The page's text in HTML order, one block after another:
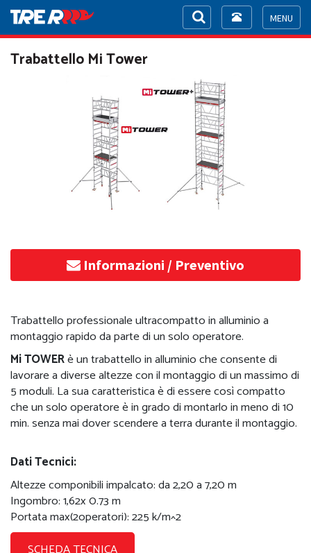
Toggle
Toggle
navigation
Trabattello Mi Tower
Informazioni / Preventivo
Trabattello professionale ultracompatto in alluminio a
montaggio rapido da parte di un solo operatore.
Mi TOWERè un trabattello in alluminio che consente di
lavorare a diverse altezze con il montaggio di un massimo di
5 moduli. La sua caratteristica è di essere così compatto
che un solo operatore è in grado di montarlo in meno di 10
min. senza mai dover scendere a terra durante il montaggio.
Dati Tecnici:
Altezze componibili impalcato: da 2,20 a 7,20 m
Ingombro: 1,62x 0.73 m
Portata max(2operatori): 225 k/m^2